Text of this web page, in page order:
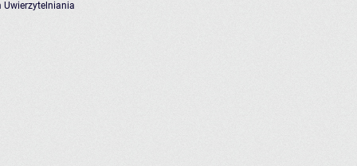
Uwierzytelniania